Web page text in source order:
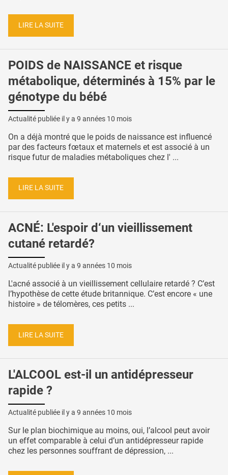
LIRE LA SUITE
POIDS de NAISSANCE et risque
métabolique, déterminés à 15% par le
génotype du bébé
Actualité publiée il y a 9 années 10 mois
On a déjà montré que le poids de naissance est influencé
par des facteurs fœtaux et maternels et est associé à un
risque futur de maladies métaboliques chez l' ...
LIRE LA SUITE
ACNÉ: L'espoir d‘un vieillissement
cutané retardé?
Actualité publiée il y a 9 années 10 mois
L'acné associé à un vieillissement cellulaire retardé ? C’est
l’hypothèse de cette étude britannique. C’est encore « une
histoire » de télomères, ces petits ...
LIRE LA SUITE
L'ALCOOL est-il un antidépresseur
rapide ?
Actualité publiée il y a 9 années 10 mois
Sur le plan biochimique au moins, oui, l’alcool peut avoir
un effet comparable à celui d’un antidépresseur rapide
chez les personnes souffrant de dépression, ...